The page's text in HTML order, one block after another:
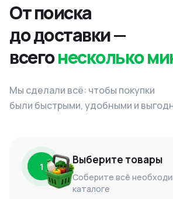
От поиска
до доставки —
всегонесколько
Мы сделали всё: чтобы покупки
были быстрыми, удобными и
1 Выберите товары
Соберите всё
каталоге